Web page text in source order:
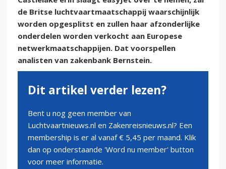
de Britse luchtvaartmaatschappij waarschijnlijk
worden opgesplitst en zullen haar afzonderlijke
onderdelen worden verkocht aan Europese
netwerkmaatschappijen. Dat voorspellen
analisten van zakenbank Bernstein.
Dit artikel verder lezen?
Bent u nog geen member van
Luchtvaartnieuws.nl en Zakenreisnieuws.nl? Een
membership is er al vanaf € 5,45 per maand. Klik
dan op onderstaande 'Word nu member' button
voor meer informatie.